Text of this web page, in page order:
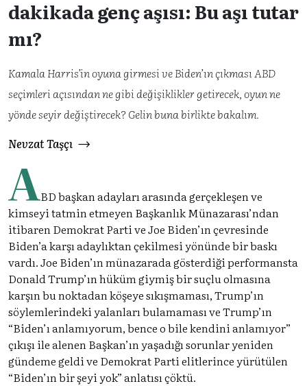
dakikada genç aşısı: Bu aşı tutar
mı?
Kamala Harris’in oyuna girmesi ve Biden’ın çıkması ABD
seçimleri açısından ne gibi değişiklikler getirecek, oyun ne
yönde seyir değiştirecek? Gelin buna birlikte bakalım.
Nevzat Taşçı
ABD başkan adayları arasında gerçekleşen ve
kimseyi tatmin etmeyen Başkanlık Münazarası’ndan
itibaren Demokrat Parti ve Joe Biden’ın çevresinde
Biden’a karşı adaylıktan çekilmesi yönünde bir baskı
vardı. Joe Biden’ın münazarada gösterdiği performansta
Donald Trump’ın hüküm giymiş bir suçlu olmasına
karşın bu noktadan köşeye sıkışmaması, Trump’ın
söylemlerindeki yalanları bulamaması ve Trump’ın
“Biden’ı anlamıyorum, bence o bile kendini anlamıyor”
çıkışı ile alenen Başkan’ın yaşadığı sorunlar yeniden
gündeme geldi ve Demokrat Parti elitlerince yürütülen
“Biden’ın bir şeyi yok” anlatısı çöktü.